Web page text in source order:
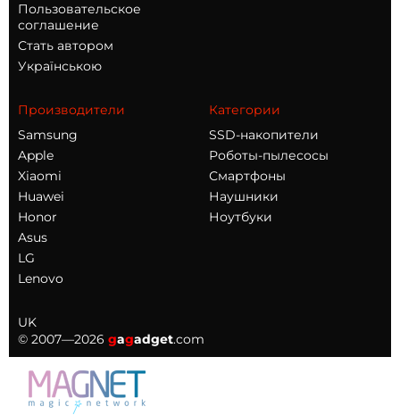
Пользовательское
соглашение
Стать автором
Українською
Производители
Samsung
Apple
Xiaomi
Huawei
Honor
Asus
LG
Lenovo
Категории
SSD-накопители
Роботы-пылесосы
Смартфоны
Наушники
Ноутбуки
UK
© 2007—2026 gagadget.com